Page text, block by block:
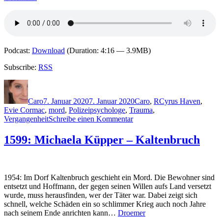
Podcast: Download (Duration: 4:16 — 3.9MB)
Subscribe: RSS
Autor
Caro7. Januar 20207. Januar 2020Caro, RCyrus Haven,
Evie Cormac, mord, Polizeipsychologe, Trauma,
VergangenheitSchreibe einen Kommentarzu
Michael
Robotham
1599: Michaela Küpper – Kaltenbruch
1954: Im Dorf Kaltenbruch geschieht ein Mord. Die Bewohner sind
entsetzt und Hoffmann, der gegen seinen Willen aufs Land versetzt
wurde, muss herausfinden, wer der Täter war. Dabei zeigt sich
schnell, welche Schäden ein so schlimmer Krieg auch noch Jahre
nach seinem Ende anrichten kann… Droemer